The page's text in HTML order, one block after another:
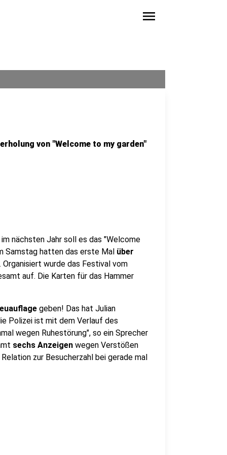
menu
von "Welcome to my garden"
nächsten Jahr soll es das "Welcome
Samstag hatten das erste Mal über
wurde das Festival vom
auf. Die Karten für das Hammer
geben! Das hat Julian
Polizei ist mit dem Verlauf des
wegen Ruhestörung", so ein Sprecher
sechs Anzeigen wegen Verstößen
zur Besucherzahl bei gerade mal